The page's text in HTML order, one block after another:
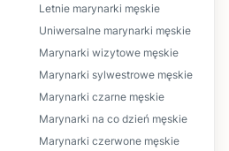
Letnie marynarki męskie
Uniwersalne marynarki męskie
Marynarki wizytowe męskie
Marynarki sylwestrowe męskie
Marynarki czarne męskie
Marynarki na co dzień męskie
Marynarki czerwone męskie